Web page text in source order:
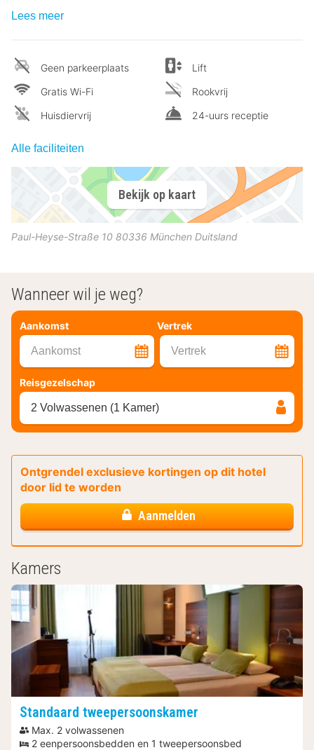
Lees meer
Geen parkeerplaats
Gratis Wi-Fi
Huisdiervrij
Lift
Rookvrij
24-uurs receptie
Alle faciliteiten
Bekijk op kaart
Paul-Heyse-Straße 10 80336 München Duitsland
Wanneer wil je weg?
Aankomst Vertrek
Aankomst Vertrek
Reisgezelschap
2 Volwassenen (1 Kamer)
Ontgrendel exclusieve kortingen op dit hotel
door lid te worden
Aanmelden
Kamers
Standaard tweepersoonskamer
Max. 2 volwassenen
2 eenpersoonsbedden en 1 tweepersoonsbed